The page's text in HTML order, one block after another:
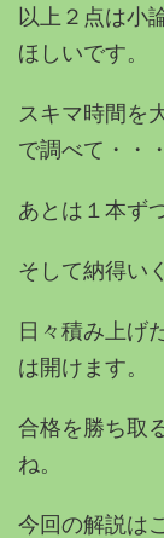
以上２点は小
ほしいです。
スキマ時間を
で調べて・・・
あとは１本ず
そして納得い
日々積み上げ
は開けます。
合格を勝ち取
ね。
今回の解説は